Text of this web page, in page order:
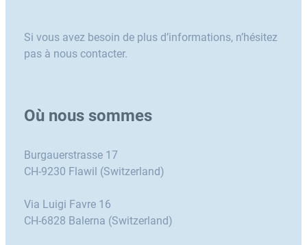
Si vous avez besoin de plus d’informations, n’hésitez
pas à nous contacter.
Où nous sommes
Burgauerstrasse 17
CH-9230 Flawil (Switzerland)
Via Luigi Favre 16
CH-6828 Balerna (Switzerland)